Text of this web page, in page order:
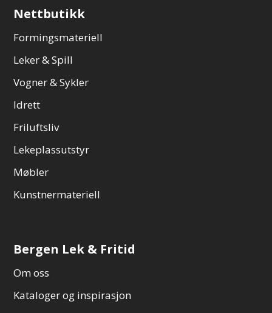
Nettbutikk
Formingsmateriell
Leker & Spill
Vogner & Sykler
Idrett
Friluftsliv
Lekeplassutstyr
Møbler
Kunstnermateriell
Bergen Lek & Fritid
Om oss
Kataloger og inspirasjon